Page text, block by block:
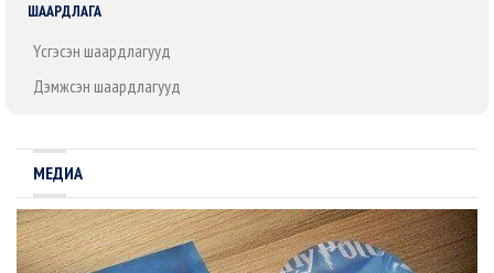
ШААРДЛАГА
Үүсгэсэн шаардлагууд
Дэмжсэн шаардлагууд
МЕДИА